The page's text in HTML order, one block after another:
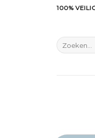
100%
Zoeken
naar: